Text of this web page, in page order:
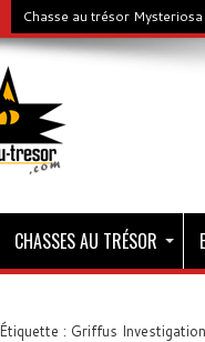
Chasse au trésor
CHASSES AU TRÉSOR
Étiquette : Griffus